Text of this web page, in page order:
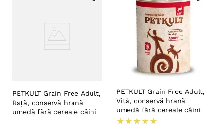
Bucati De Carne In Aspic
Conserva
PETKULT Grain Free
Pet Product
PETKULT Grain Free Adult,
Rață, conservă hrană
umedă fără cereale câini
PETKULT Grain Free Adult,
Vită, conservă hrană
umedă fără cereale câini
★ ★ ★ ★ ★